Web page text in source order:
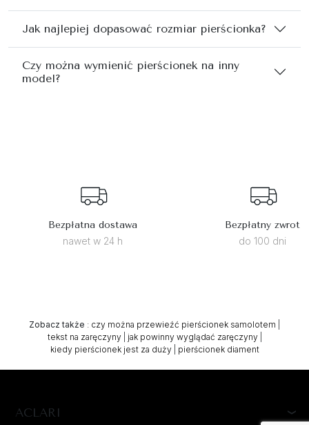
Jak najlepiej dopasować rozmiar pierścionka?
Czy można wymienić pierścionek na inny
model?
Bezpłatna dostawa
nawet w 24 h
Bezpłatny zwrot
do 100 dni
Zobacz także : czy można przewieźć pierścionek samolotem
tekst na zaręczyny| jak powinny wyglądać zaręczyny|
kiedy pierścionek jest za duży| pierścionek diament
ACLARI